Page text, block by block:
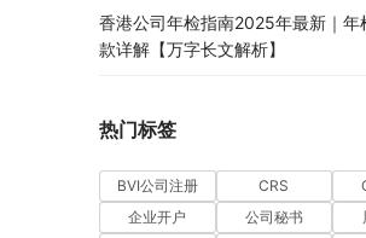
香港公司年检指南2025年最新｜年
款详解【万字长文解析】
热门标签
BVI公司注册 CRS
企业开户
公司秘书